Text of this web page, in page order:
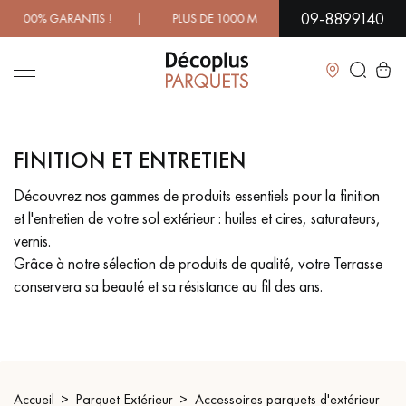
GARANTIS ! | PLUS DE 1000 MODÈLES À DÉCOUVRIR
09-8899140
Fermer
LES RECHERCHES LES PLUS COURANTES
PARQUET MASSIF
PARQUET CONTRECOLLÉ -
SOL PLAQUÉ BOIS VERITABLES
PARQUETS À MOTIFS
TRADITIONNELS
FINITION ET ENTRETIEN
Découvrez nos gammes de produits essentiels pour la finition
et l'entretien de votre sol extérieur : huiles et cires, saturateurs,
vernis.
Grâce à notre sélection de produits de qualité, votre Terrasse
conservera sa beauté et sa résistance au fil des ans.
Accueil Parquet Extérieur
Accessoires parquets d'extérieur